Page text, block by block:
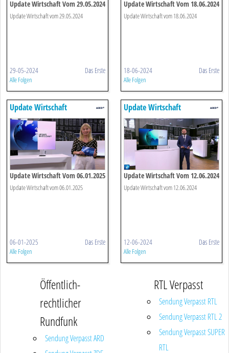
Update Wirtschaft Vom 29.05.2024
Update Wirtschaft vom 29.05.2024
29-05-2024 Das Erste
Alle Folgen
Update Wirtschaft Vom 18.06.2024
Update Wirtschaft vom 18.06.2024
18-06-2024 Das Erste
Alle Folgen
Update Wirtschaft
Update Wirtschaft Vom 06.01.2025
Update Wirtschaft vom 06.01.2025
06-01-2025 Das Erste
Alle Folgen
Update Wirtschaft
Update Wirtschaft Vom 12.06.2024
Update Wirtschaft vom 12.06.2024
12-06-2024 Das Erste
Alle Folgen
Öffentlich-
rechtlicher
Rundfunk
Sendung Verpasst ARD
RTL Verpasst
Sendung Verpasst RTL
Sendung Verpasst RTL 2
Sendung Verpasst SUPER
RTL